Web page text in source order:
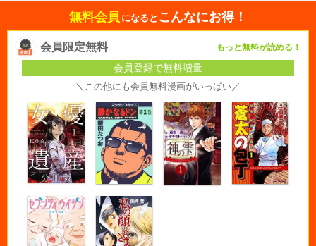
無料会員 になると こんなにお得！
会員限定無料 もっと無料が読める！
会員登録で無料増量
＼この他にも会員無料漫画がいっぱい／